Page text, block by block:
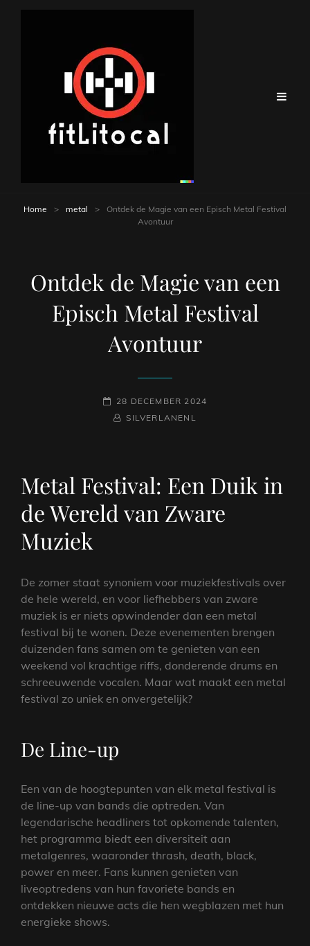
Home > metal >
Ontdek de Magie van een Episch Metal Festival
Avontuur
Ontdek de Magie van een
Episch Metal Festival
Avontuur
GEPLAATST
OP
28 DECEMBER 2024
NAAMREGEL
BYLINE
SILVERLANENL
Metal Festival: Een Duik in
de Wereld van Zware
Muziek
De zomer staat synoniem voor muziekfestivals over
de hele wereld, en voor liefhebbers van zware
muziek is er niets opwindender dan een metal
festival bij te wonen. Deze evenementen brengen
duizenden fans samen om te genieten van een
weekend vol krachtige riffs, donderende drums en
schreeuwende vocalen. Maar wat maakt een metal
festival zo uniek en onvergetelijk?
De Line-up
Een van de hoogtepunten van elk metal festival is
de line-up van bands die optreden. Van
legendarische headliners tot opkomende talenten,
het programma biedt een diversiteit aan
metalgenres, waaronder thrash, death, black,
power en meer. Fans kunnen genieten van
liveoptredens van hun favoriete bands en
ontdekken nieuwe acts die hen wegblazen met hun
energieke shows.